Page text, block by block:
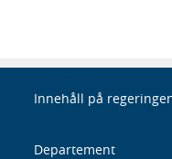
Innehåll på
Departement